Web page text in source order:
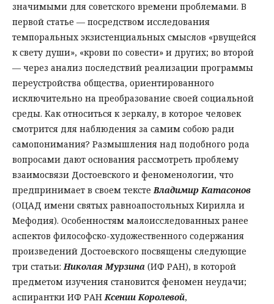
значимыми для советского времени проблемами. В
первой статье — посредством исследования
темпоральных экзистенциальных смыслов «рвущейся
к свету души», «крови по совести» и других; во второй
— через анализ последствий реализации программы
переустройства общества, ориентированного
исключительно на преобразование своей социальной
среды. Как относиться к зеркалу, в которое человек
смотрится для наблюдения за самим собою ради
самопонимания? Размышления над подобного рода
вопросами дают основания рассмотреть проблему
взаимосвязи Достоевского и феноменологии, что
предпринимает в своем текстеВладимир Катасонов
(ОЦАД имени святых равноапостольных Кирилла и
Мефодия). Особенностям малоисследованных ранее
аспектов философско-художественного содержания
произведений Достоевского посвящены следующие
три статьи:Николая Мурзина (ИФ РАН), в которой
предметом изучения становится феномен неудачи;
аспирантки ИФ РАНКсении Королевой,